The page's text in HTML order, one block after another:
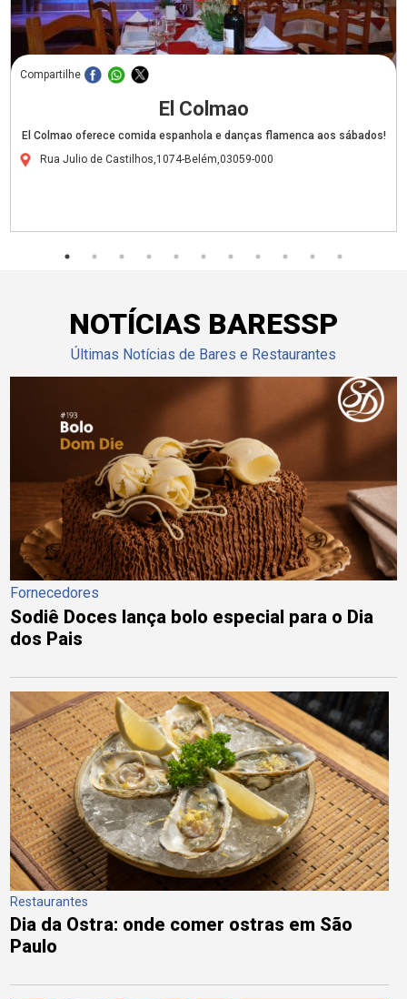
Compartilhe
El Colmao
El Colmao oferece comida espanhola e danças flamenca aos sábados!
Rua Julio de Castilhos,1074-Belém,03059-000
NOTÍCIAS BARESSP
Últimas Notícias de Bares e Restaurantes
Fornecedores
Sodiê Doces lança bolo especial para o Dia
dos Pais
Restaurantes
Dia da Ostra: onde comer ostras em São
Paulo